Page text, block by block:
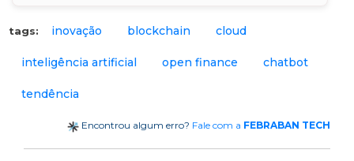
tags: inovação blockchain cloud
inteligência artificial open finance chatbot
tendência
Encontrou algum erro? Fale com a FEBRABAN TECH